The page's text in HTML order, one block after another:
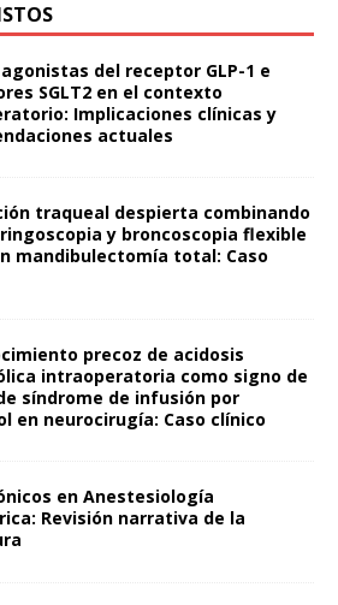
del receptor GLP-1 e
SGLT2 en el contexto
Implicaciones clínicas y
actuales
traqueal despierta combinando
y broncoscopia flexible
mandibulectomía total: Caso
precoz de acidosis
intraoperatoria como signo de
síndrome de infusión por
en neurocirugía: Caso clínico
en Anestesiología
Revisión narrativa de la